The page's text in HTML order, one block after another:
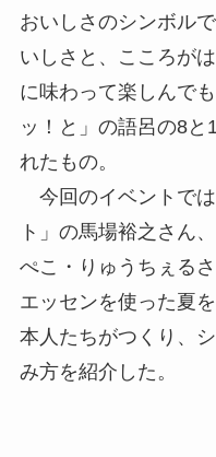
おいしさのシンボル
いしさと、こころが
に味わって楽しんで
ッ！と」の語呂の8と
れたもの。
今回のイベントで
ト」の馬場裕之さん
ぺこ・りゅうちぇる
エッセンを使った夏
本人たちがつくり、
み方を紹介した。